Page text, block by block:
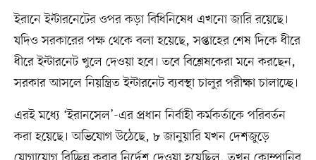
ইরানে ইন্টারনেটের ওপর কড়া বিধিনিষেধ এখনো জারি রয়েছে।
যদিও সরকারের পক্ষ থেকে বলা হয়েছে, সপ্তাহের শেষ দিকে ধীরে
ধীরে ইন্টারনেট খুলে দেওয়া হবে। তবে বিশ্লেষকেরা মনে করছেন,
সরকার আসলে নিয়ন্ত্রিত ইন্টারনেট ব্যবস্থা চালুর পরীক্ষা চালাচ্ছে।
এরই মধ্যে ‘ইরানসেল’-এর প্রধান নির্বাহী কর্মকর্তাকে পরিবর্তন
করা হয়েছে। অভিযোগ উঠেছে, ৮ জানুয়ারি যখন দেশজুড়ে